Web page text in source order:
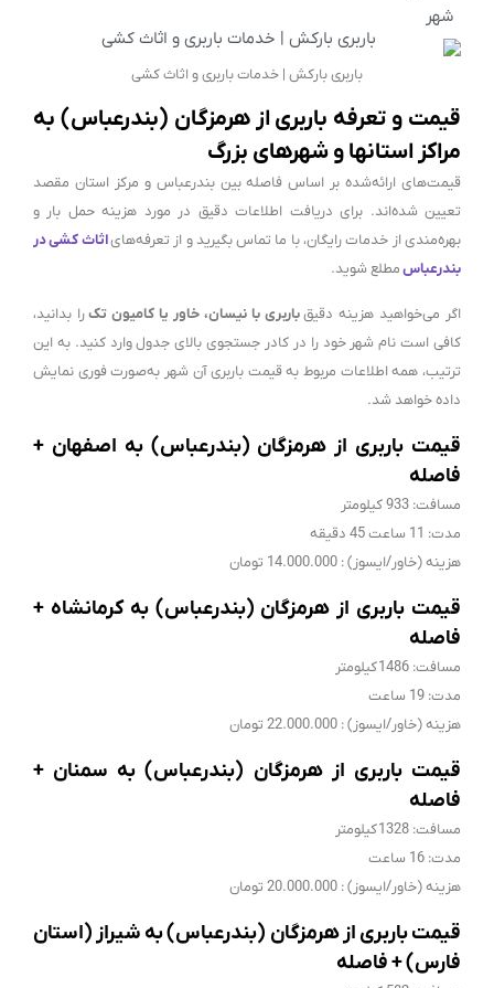
شهر
باربری بارکش | خدمات باربری و اثاث کشی
قیمت و تعرفه باربری از هرمزگان (بندرعباس) به
مراکز استانها و شهرهای بزرگ
قیمت‌های ارائه‌شده بر اساس فاصله بین بندرعباس و مرکز استان مقصد
تعیین شده‌اند. برای دریافت اطلاعات دقیق در مورد هزینه حمل بار و
بهره‌مندی از خدمات رایگان، با ما تماس بگیرید و از تعرفه‌هایاثاث کشی در
بندرعباسمطلع شوید.
اگر می‌خواهید هزینه دقیقباربری با نیسان، خاور یا کامیون تکرا بدانید،
کافی است نام شهر خود را در کادر جستجوی بالای جدول وارد کنید. به این
ترتیب، همه اطلاعات مربوط به قیمت باربری آن شهر به‌صورت فوری نمایش
داده خواهد شد.
قیمت باربری از هرمزگان (بندرعباس) به اصفهان +
فاصله
مسافت: 933 کیلومتر
مدت: 11 ساعت 45 دقیقه
هزینه (خاور/ایسوز) : 14.000.000 تومان
قیمت باربری از هرمزگان (بندرعباس) به کرمانشاه +
فاصله
مسافت: 1486 کیلومتر
مدت: 19 ساعت
هزینه (خاور/ایسوز) : 22.000.000 تومان
قیمت باربری از هرمزگان (بندرعباس) به سمنان +
فاصله
مسافت: 1328 کیلومتر
مدت: 16 ساعت
هزینه (خاور/ایسوز) : 20.000.000 تومان
قیمت باربری از هرمزگان (بندرعباس) به شیراز (استان
فارس) + فاصله